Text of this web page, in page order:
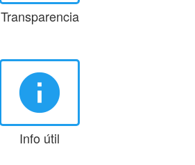
Transparencia
info
Info útil